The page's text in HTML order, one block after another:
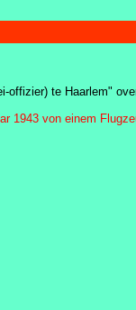
te Haarlem"
1943 von einem